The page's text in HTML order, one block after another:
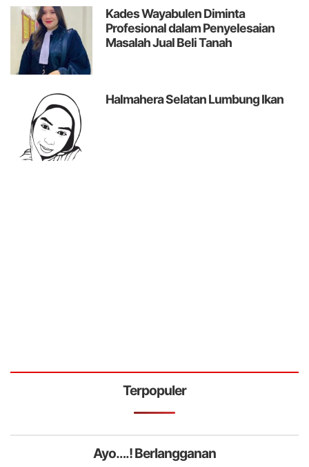
Kades Wayabulen Diminta
Profesional dalam Penyelesaian
Masalah Jual Beli Tanah
Halmahera Selatan Lumbung Ikan
Terpopuler
Ayo….! Berlangganan